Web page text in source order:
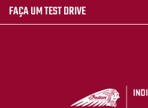
FAÇA UM TEST DRIVE